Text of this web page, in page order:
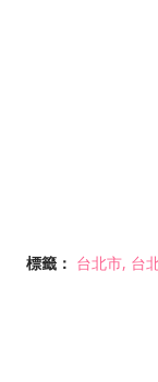
標籤： 台北市 台